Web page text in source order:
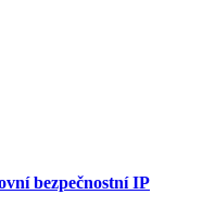
bezpečnostní IP